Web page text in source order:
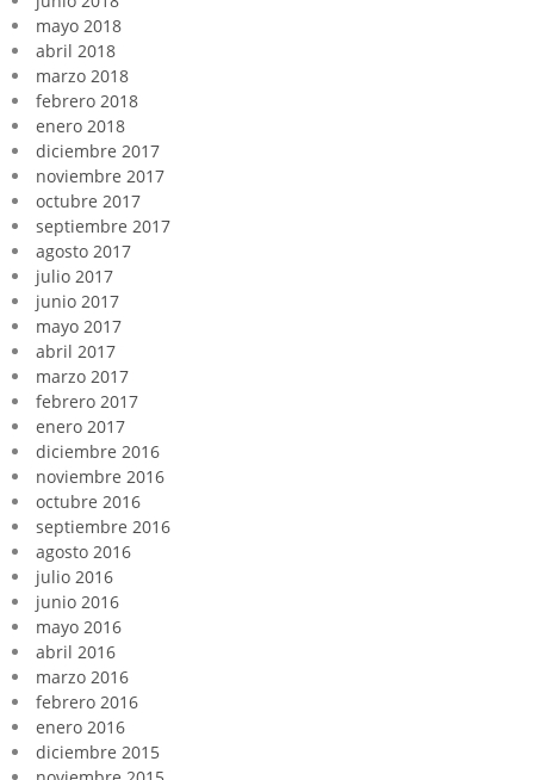
mayo 2018
abril 2018
marzo 2018
febrero 2018
enero 2018
diciembre 2017
noviembre 2017
octubre 2017
septiembre 2017
agosto 2017
julio 2017
junio 2017
mayo 2017
abril 2017
marzo 2017
febrero 2017
enero 2017
diciembre 2016
noviembre 2016
octubre 2016
septiembre 2016
agosto 2016
julio 2016
junio 2016
mayo 2016
abril 2016
marzo 2016
febrero 2016
enero 2016
diciembre 2015